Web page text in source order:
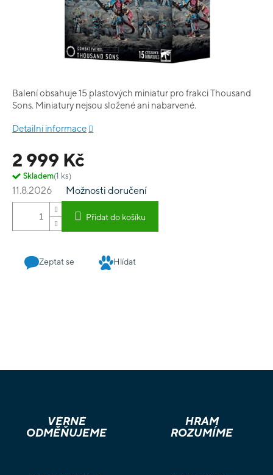
2 999 Kč
Skladem(1 ks)
11.8.2026 Možnosti doručení
Přidat do košíku
Balení obsahuje 15 plastových miniatur pro frakci Thousand
Sons. Miniatury nejsou složené ani nabarvené.
Detailní informace
Zeptat se Hlídat
VĚRNÉ
ODMĚŇUJEME
HRÁM
ROZUMÍME